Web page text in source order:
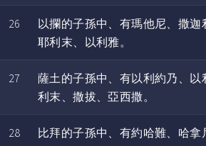
26
以攔的子孫中、有瑪他尼、撒迦
耶利末、以利雅。
27
薩土的子孫中、有以利約乃、
利末、撒拔、亞西撒。
28 比拜的子孫中、有約哈難、哈拿